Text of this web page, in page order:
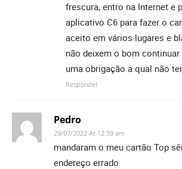
frescura, entro na Internet e
aplicativo C6 para fazer o
aceito em vários lugares e
não deixem o bom continuar
uma obrigação a qual não
Responder
Pedro
29/07/2022 At 12:59 am
mandaram o meu cartão Top
endereço errado